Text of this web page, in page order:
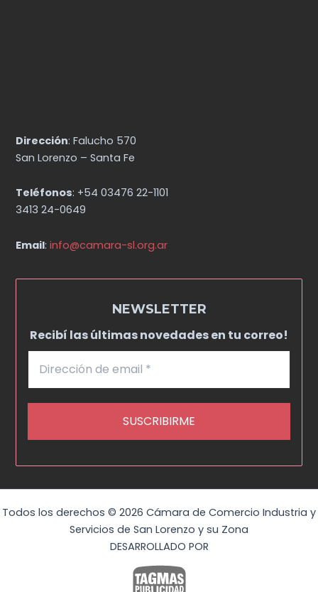
Dirección: Falucho 570
San Lorenzo – Santa Fe
Teléfonos: +54 03476 22-1101
3413 24-0649
Email:info@camara-sl.org.ar
NEWSLETTER
Recibí las últimas novedades en tu correo!
Todos los derechos © 2026 Cámara de Comercio Industria y
Servicios de San Lorenzo y su Zona
DESARROLLADO POR